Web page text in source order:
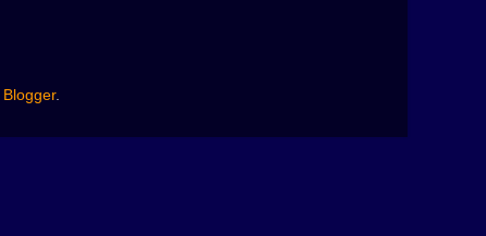
Blogger.